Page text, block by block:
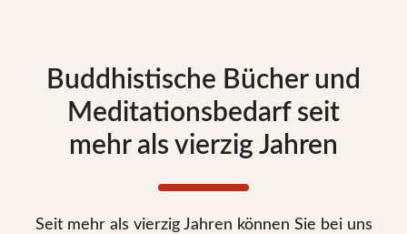
Buddhistische Bücher und
Meditationsbedarf seit
mehr als vierzig Jahren
Seit mehr als vierzig Jahren können Sie bei uns